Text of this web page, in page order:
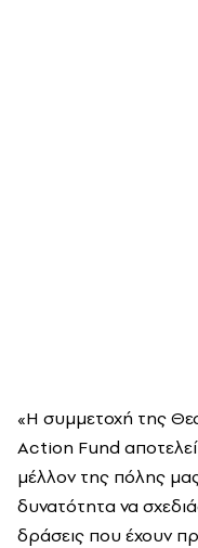
«Η συμμετοχή της
Action Fund
μέλλον της πόλης
δυνατότητα να
δράσεις που έχουν